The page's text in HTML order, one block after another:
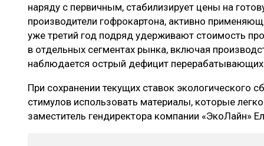
наряду с первичным, стабилизирует цены на
производители гофрокартона, активно
уже третий год подряд удерживают стоимость
в отдельных сегментах рынка, включая
наблюдается острый дефицит
При сохранении текущих ставок экологического
стимулов использовать материалы, которые
заместитель гендиректора компании «ЭкоЛайн»